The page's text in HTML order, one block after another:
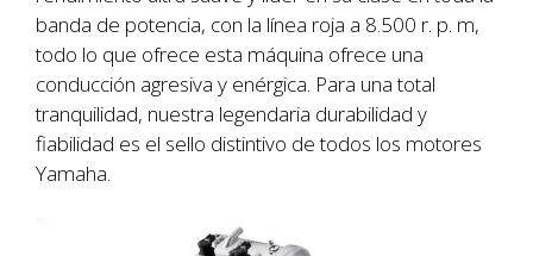
banda de potencia, con la línea roja a 8.500 r. p. m,
todo lo que ofrece esta máquina ofrece una
conducción agresiva y enérgica. Para una total
tranquilidad, nuestra legendaria durabilidad y
fiabilidad es el sello distintivo de todos los motores
Yamaha.